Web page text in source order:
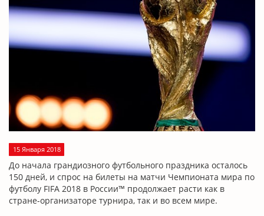
15 Января 2018
До начала грандиозного футбольного праздника осталось
150 дней, и спрос на билеты на матчи Чемпионата мира по
футболу FIFA 2018 в России™ продолжает расти как в
стране-организаторе турнира, так и во всем мире.